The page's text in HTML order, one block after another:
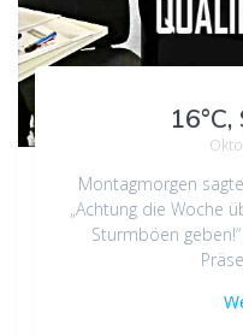
Montagmorgen
„Achtung die Woche
Sturmböen